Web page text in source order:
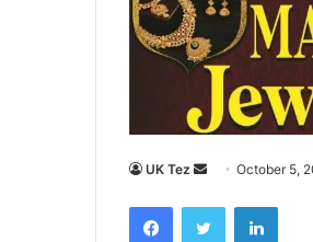
UK Tez
n
October 5,